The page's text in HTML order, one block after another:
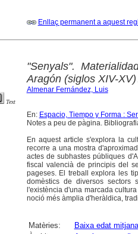
Enllaç permanent a aquest
Text
"Senyals".
Aragón (siglos XIV-XV)
Almenar Fernández, Luis
En: Espacio, Tiempo y Forma :
Notes a peu de pàgina.
En aquest article s'explora la
recorre a una mostra
actes de subhastes públiques
fiscal valencià de principis del
pageses. El treball explora les
domèstics de diversos sectors
l'existència d'una marcada
noció més àmplia d'heràldica,
Matèries: Baixa edat mitjana